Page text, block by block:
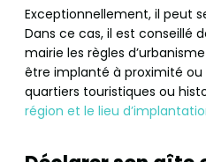
Exceptionnellement, il peut
Dans ce cas, il est conseillé
mairie les règles
être implanté à proximité
quartiers touristiques ou
région et le lieu